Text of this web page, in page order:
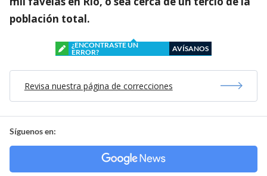
población total.
¿ENCONTRASTE UN
ERROR?
AVÍSANOS
Revisa nuestra página de correcciones
Síguenos en: